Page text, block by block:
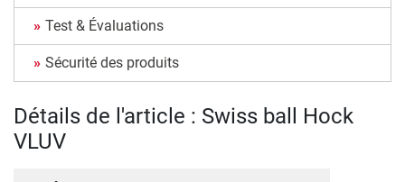
Test & Évaluations
Sécurité des produits
Détails de l'article : Swiss ball Hock
VLUV